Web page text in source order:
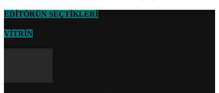
EDİTÖRÜN SEÇTİKLERİ
VİTRİN